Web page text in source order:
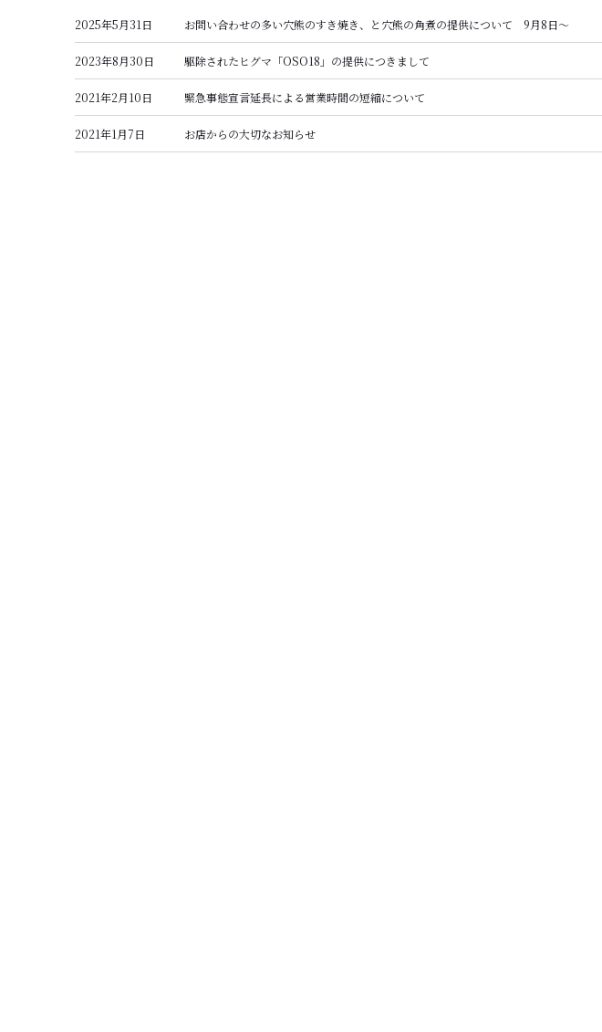
2025年5月31日 お問い合わせの多い穴熊のすき焼き、と穴熊の角煮の提供について 9月8日～
2023年8月30日 駆除されたヒグマ「OSO18」の提供につきまして
2021年2月10日 緊急事態宣言延長による営業時間の短縮について
2021年1月7日 お店からの大切なお知らせ